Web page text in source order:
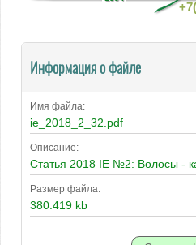
Информация о файле
Имя файла:
ie_2018_2_32.pdf
Описание:
Статья 2018 IE №2: Волосы -
Размер файла:
380.419 kb